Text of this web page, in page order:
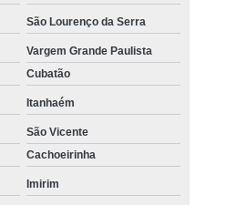
barba Santana de Parnaíba
na barba Tatuapé
Cidade Jardim
preço Santana de Parnaíba
Cidade Dutra
São Lourenço da Serra
Vargem Grande Paulista
Cubatão
Itanhaém
São Vicente
Cachoeirinha
Imirim